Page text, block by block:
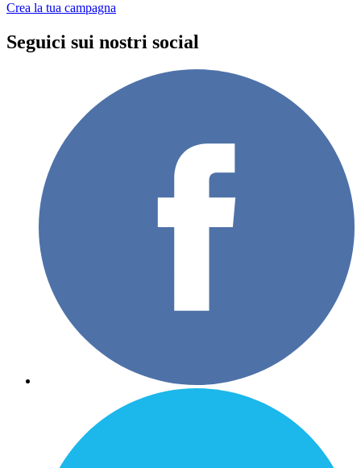
Crea la tua campagna
Seguici sui nostri social